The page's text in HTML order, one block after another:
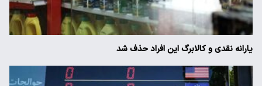
یارانه نقدی و کالابرگ این افراد حذف شد